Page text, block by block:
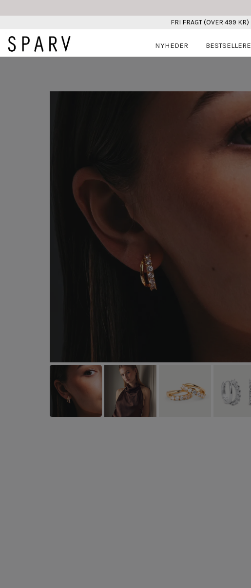
FRI FRAGT (OVER 499 KR)
NYHEDER BESTSELLERE